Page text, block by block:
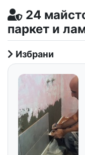
24
паркет и
Избрани